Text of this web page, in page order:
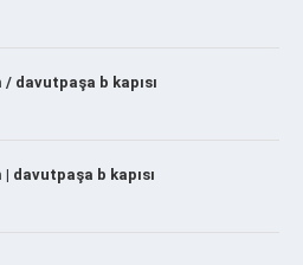
/ davutpaşa b kapısı
| davutpaşa b kapısı